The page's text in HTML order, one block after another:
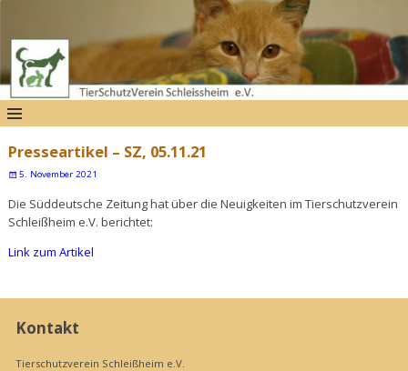
Presseartikel – SZ, 05.11.21
5. November 2021
Die Süddeutsche Zeitung hat über die Neuigkeiten im Tierschutzverein
Schleißheim e.V. berichtet:
Link zum Artikel
Kontakt
Tierschutzverein Schleißheim e.V.